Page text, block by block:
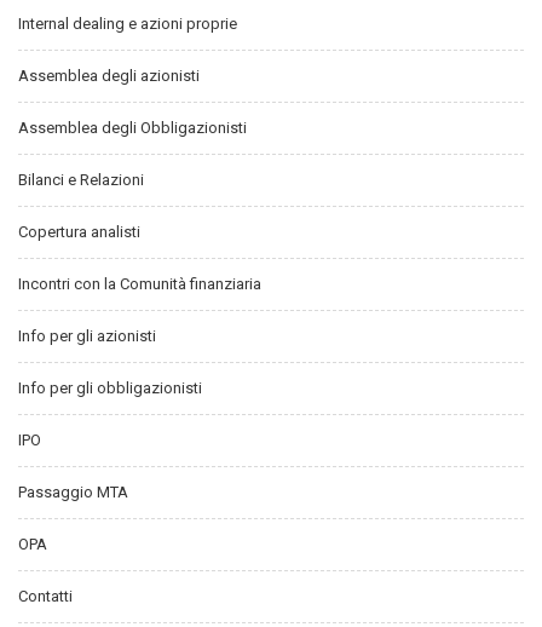
Internal dealing e azioni proprie
Assemblea degli azionisti
Assemblea degli Obbligazionisti
Bilanci e Relazioni
Copertura analisti
Incontri con la Comunità finanziaria
Info per gli azionisti
Info per gli obbligazionisti
IPO
Passaggio MTA
OPA
Contatti